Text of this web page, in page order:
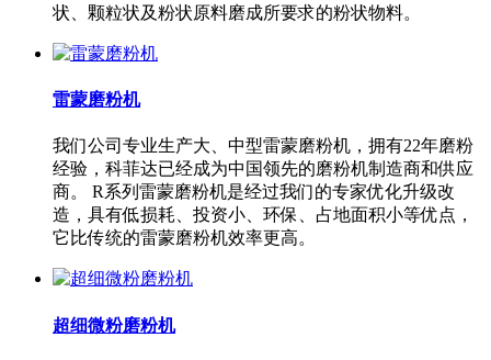
状、颗粒状及粉状原料磨成所要求的粉状物料。
雷蒙磨粉机
我们公司专业生产大、中型雷蒙磨粉机，拥有22年磨粉
经验，科菲达已经成为中国领先的磨粉机制造商和供应
商。 R系列雷蒙磨粉机是经过我们的专家优化升级改
造，具有低损耗、投资小、环保、占地面积小等优点，
它比传统的雷蒙磨粉机效率更高。
超细微粉磨粉机